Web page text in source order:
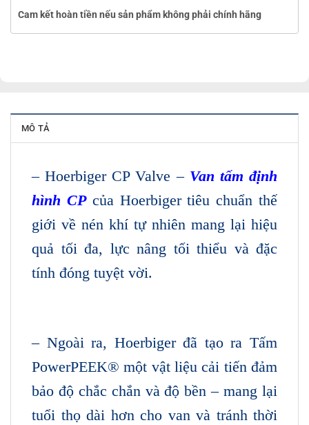
Cam kết hoàn tiền nếu sản phẩm không phải chính hãng
MÔ TẢ
– Hoerbiger CP Valve – Van tấm định
hình CPcủa Hoerbiger tiêu chuẩn thế
giới về nén khí tự nhiên mang lại hiệu
quả tối đa, lực nâng tối thiểu và đặc
tính đóng tuyệt vời.
– Ngoài ra, Hoerbiger đã tạo ra Tấm
PowerPEEK® một vật liệu cải tiến đảm
bảo độ chắc chắn và độ bền – mang lại
tuổi thọ dài hơn cho van và tránh thời